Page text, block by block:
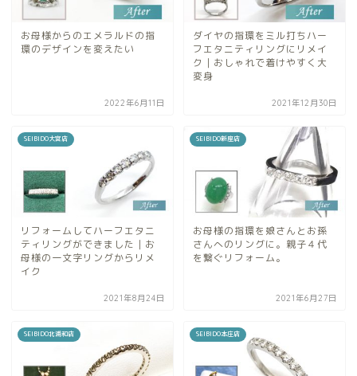
お母様からのエメラルドの指
環のデザインを変えたい
2022年6月11日
ダイヤの指環をミル打ちハー
フエタニティリングにリメイ
ク｜おしゃれで着けやすく大
変身
2021年12月30日
SEIBIDO大宮店
リフォームしてハーフエタニ
ティリングができました｜お
母様の一文字リングからリメ
イク
2021年8月24日
SEIBIDO新座店
お母様の指環を娘さんとお孫
さんへのリングに。親子４代
を繋ぐリフォーム。
2021年6月27日
SEIBIDO北浦和店 SEIBIDO本庄店